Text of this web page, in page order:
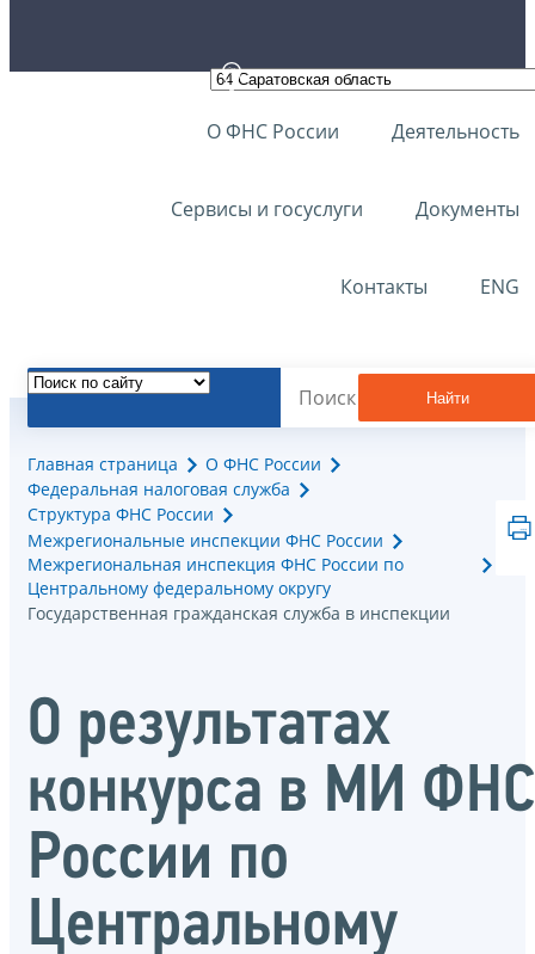
О ФНС России Деятельность
Сервисы и госуслуги Документы
Контакты ENG
Найти
Главная страница
О ФНС России
Федеральная налоговая служба
Структура ФНС России
Межрегиональные инспекции ФНС России
Межрегиональная инспекция ФНС России по
Центральному федеральному округу
Государственная гражданская служба в инспекции
О результатах
конкурса в МИ ФНС
России по
Центральному